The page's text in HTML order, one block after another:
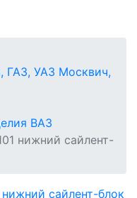
ГАЗ, УАЗ Москвич,
ВАЗ
нижний сайлент-